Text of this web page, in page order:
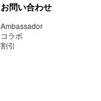
お問い合わせ
Ambassador
コラボ
割引